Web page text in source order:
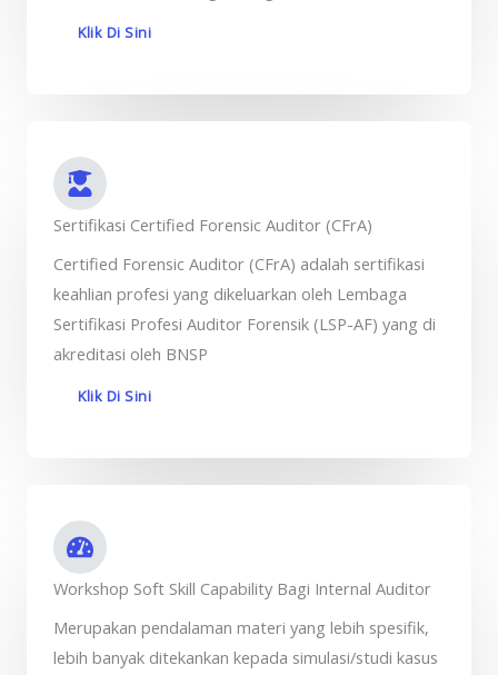
Klik Di Sini
Sertifikasi Certified Forensic Auditor (CFrA)
Certified Forensic Auditor (CFrA) adalah sertifikasi
keahlian profesi yang dikeluarkan oleh Lembaga
Sertifikasi Profesi Auditor Forensik (LSP-AF) yang di
akreditasi oleh BNSP
Klik Di Sini
Workshop Soft Skill Capability Bagi Internal Auditor
Merupakan pendalaman materi yang lebih spesifik,
lebih banyak ditekankan kepada simulasi/studi kasus